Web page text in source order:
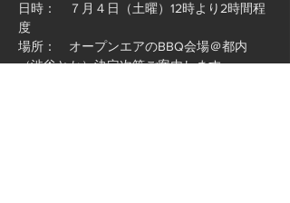
日時：　７月４日（土曜）12時より2時間程
度
場所：　オープンエアのBBQ会場＠都内
（渋谷とか）決定次第ご案内します